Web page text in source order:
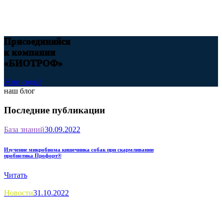
Присоединяйся
к компании
«БИОТРОФ»
Жми сюда!
наш блог
Последние публикации
База знаний30.09.2022
Изучение микробиома кишечника собак при скармливании
пробиотика Профорт®
Читать
Новости31.10.2022